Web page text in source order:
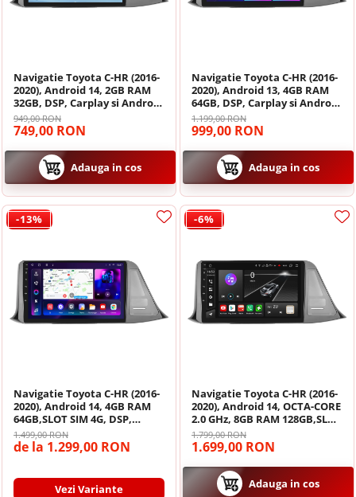
Navigatii Dacia
Navigatii Audi
Navigatii BMW
Navigatii Mercedes
Navigatii Fiat
Navigatii Citroen
Navigatii Suzuki
Navigatii Volvo
Navigatii KIA
Navigatii Renault
Camera frontala
Navigatie Toyota C-HR (2016-
2020), Android 14, 2GB RAM
32GB, DSP, Carplay si Android
auto, ecran 9 inch
949,00 RON
749,00 RON
Adauga in cos
Navigatie Toyota C-HR (2016-
2020), Android 13, 4GB RAM
64GB, DSP, Carplay si Android
auto, ecran 9 inch
1.199,00 RON
999,00 RON
Adauga in cos
-13%
Navigatie Toyota C-HR (2016-
2020), Android 14, 4GB RAM
64GB,SLOT SIM 4G, DSP,
Carplay si Android auto,
ecran 9 inch
1.499,00 RON
de la 1.299,00 RON
Vezi Variante
-6%
Navigatie Toyota C-HR (2016-
2020), Android 14, OCTA-CORE
2.0 GHz, 8GB RAM 128GB,SLOT
SIM 4G, DSP, Carplay si
Android auto, ecran 9 inch
1.799,00 RON
1.699,00 RON
Adauga in cos